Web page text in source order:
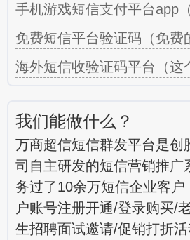
手机游戏短信支付平台app
免费短信平台验证码（免费
海外短信收验证码平台（这
我们能做什么？
万商超信短信群发平台是创
司自主研发的短信营销推广
务过了10余万短信企业客户
户账号注册开通/登录购买/
生招聘面试邀请/促销打折